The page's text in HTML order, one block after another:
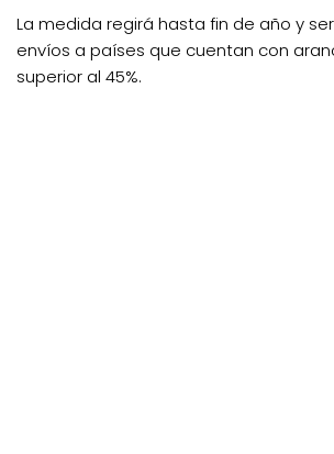
La medida regirá hasta fin de año y
envíos a países que cuentan con
superior al 45%.